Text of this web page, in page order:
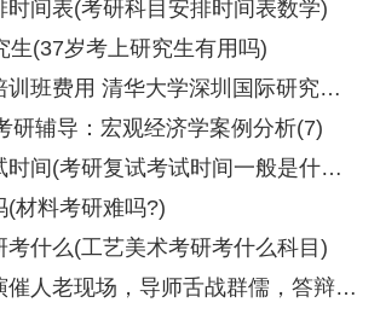
时间表(考研科目安排时间表数学)
生(37岁考上研究生有用吗)
费用 清华大学深圳国际研究生院考研难度
研辅导：宏观经济学案例分析(7)
间(考研复试考试时间一般是什么时候)
(材料考研难吗?)
考什么(工艺美术考研考什么科目)
现场，导师舌战群儒，答辩后学生比老师还沧桑